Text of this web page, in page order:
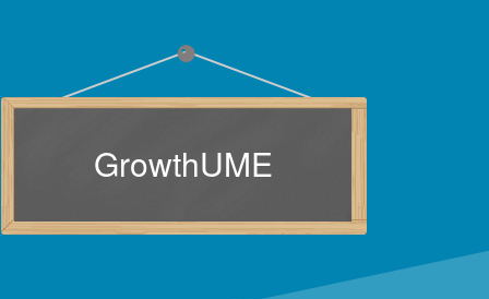
GrowthUME